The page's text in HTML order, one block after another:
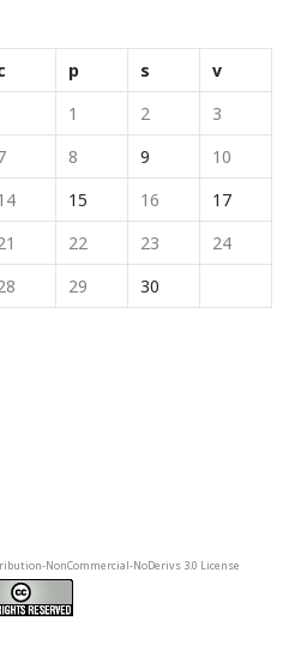
p s
v
1
2
3
8 9
10
15 16
17
22 23
24
29 30
NonCommercial-NoDerivs 3.0 License